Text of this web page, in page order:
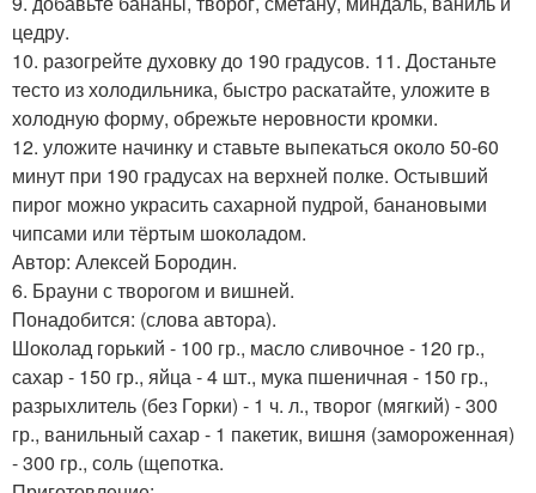
цедру.
10. разогрейте духовку до 190 градусов. 11. Достаньте
тесто из холодильника, быстро раскатайте, уложите в
холодную форму, обрежьте неровности кромки.
12. уложите начинку и ставьте выпекаться около 50-60
минут при 190 градусах на верхней полке. Остывший
пирог можно украсить сахарной пудрой, банановыми
чипсами или тёртым шоколадом.
Автор: Алексей Бородин.
6. Брауни с творогом и вишней.
Понадобится: (слова автора).
Шоколад горький - 100 гр., масло сливочное - 120 гр.,
сахар - 150 гр., яйца - 4 шт., мука пшеничная - 150 гр.,
разрыхлитель (без Горки) - 1 ч. л., творог (мягкий) - 300
гр., ванильный сахар - 1 пакетик, вишня (замороженная)
- 300 гр., соль (щепотка.